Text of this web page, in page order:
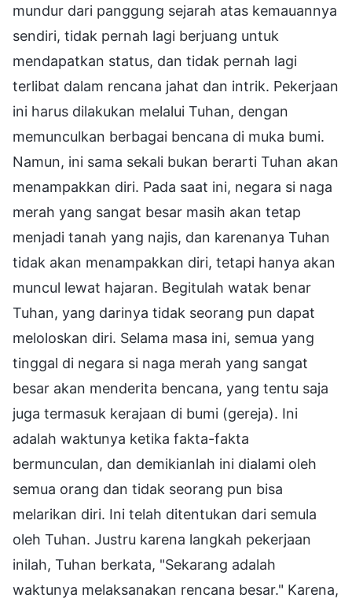
mundur dari panggung sejarah atas kemauannya
sendiri, tidak pernah lagi berjuang untuk
mendapatkan status, dan tidak pernah lagi
terlibat dalam rencana jahat dan intrik. Pekerjaan
ini harus dilakukan melalui Tuhan, dengan
memunculkan berbagai bencana di muka bumi.
Namun, ini sama sekali bukan berarti Tuhan akan
menampakkan diri. Pada saat ini, negara si naga
merah yang sangat besar masih akan tetap
menjadi tanah yang najis, dan karenanya Tuhan
tidak akan menampakkan diri, tetapi hanya akan
muncul lewat hajaran. Begitulah watak benar
Tuhan, yang darinya tidak seorang pun dapat
meloloskan diri. Selama masa ini, semua yang
tinggal di negara si naga merah yang sangat
besar akan menderita bencana, yang tentu saja
juga termasuk kerajaan di bumi (gereja). Ini
adalah waktunya ketika fakta-fakta
bermunculan, dan demikianlah ini dialami oleh
semua orang dan tidak seorang pun bisa
melarikan diri. Ini telah ditentukan dari semula
oleh Tuhan. Justru karena langkah pekerjaan
inilah, Tuhan berkata, "Sekarang adalah
waktunya melaksanakan rencana besar." Karena,